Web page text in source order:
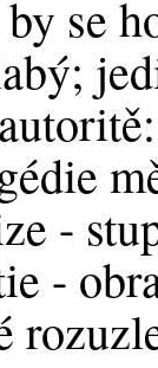
se
-
-